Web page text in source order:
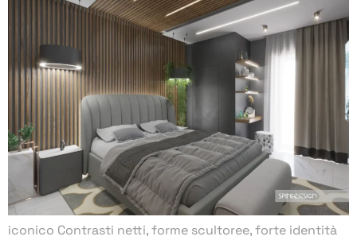
iconico Contrasti netti, forme scultoree, forte identità